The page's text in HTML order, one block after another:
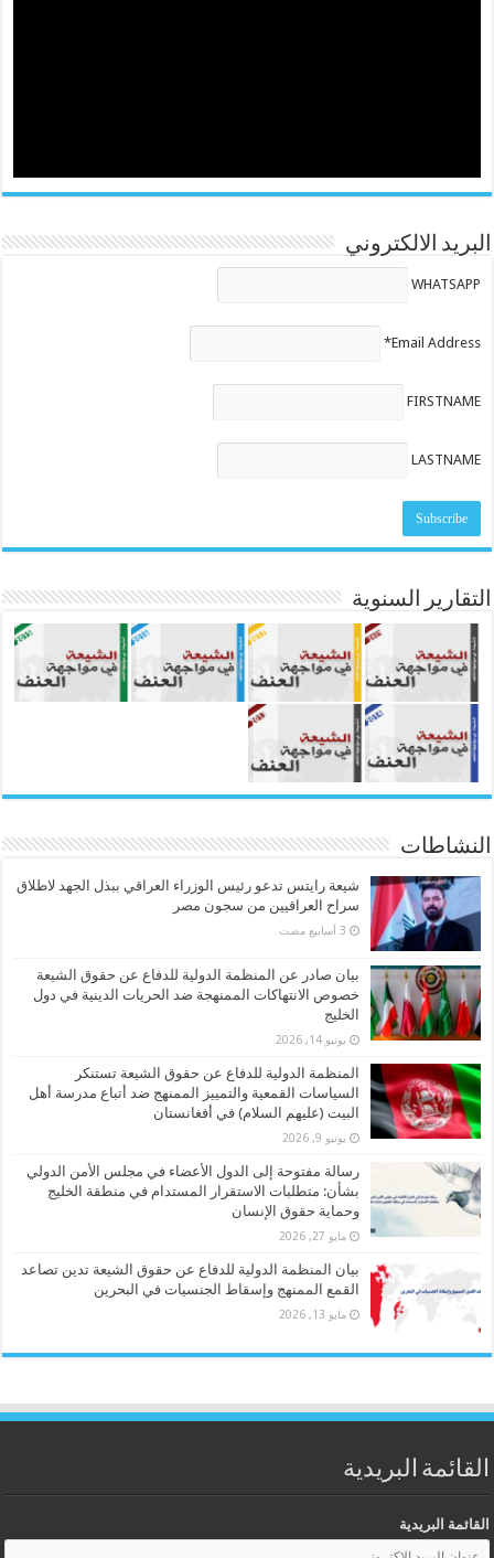
البريد الالكتروني
WHATSAPP
Email Address*
FIRSTNAME
LASTNAME
التقارير السنوية
النشاطات
شيعة رايتس تدعو رئيس الوزراء العراقي ببذل الجهد لاطلاق
سراح العراقيين من سجون مصر
بيان صادر عن المنظمة الدولية للدفاع عن حقوق الشيعة
خصوص الانتهاكات الممنهجة ضد الحريات الدينية في دول
الخليج
يونيو 14, 2026
المنظمة الدولية للدفاع عن حقوق الشيعة تستنكر
السياسات القمعية والتمييز الممنهج ضد أتباع مدرسة أهل
البيت (عليهم السلام) في أفغانستان
يونيو 9, 2026
رسالة مفتوحة إلى الدول الأعضاء في مجلس الأمن الدولي
بشأن: متطلبات الاستقرار المستدام في منطقة الخليج
وحماية حقوق الإنسان
مايو 27, 2026
بيان المنظمة الدولية للدفاع عن حقوق الشيعة تدين تصاعد
القمع الممنهج وإسقاط الجنسيات في البحرين
مايو 13, 2026
القائمة البريدية
القائمة البريدية